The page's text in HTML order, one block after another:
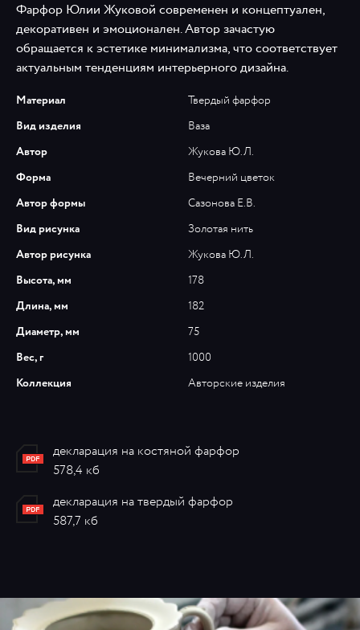
Фарфор Юлии Жуковой современен и концептуален,
декоративен и эмоционален. Автор зачастую
обращается к эстетике минимализма, что соответствует
актуальным тенденциям интерьерного дизайна.
Материал
Твердый фарфор
Вид изделия
Ваза
Автор
Жукова Ю.Л.
Форма
Вечерний цветок
Автор формы
Сазонова Е.В.
Вид рисунка
Золотая нить
Автор рисунка
Жукова Ю.Л.
Высота, мм
178
Длина, мм
182
Диаметр, мм
75
Вес, г
1000
Коллекция
Авторские изделия
декларация на костяной фарфор
578,4 кб
декларация на твердый фарфор
587,7 кб